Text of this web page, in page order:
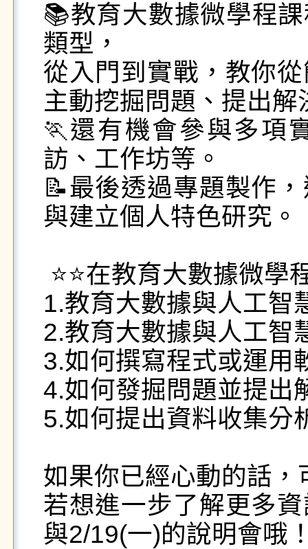
📚教育大數據微學程
類型，
從入門到實戰，教你
主動挖掘問題、提出
🏃還有機會參與多項
訪、工作坊等。
📝最後透過專題製作
與建立個人特色研究。
1.教育大數據與人工智
2.教育大數據與人工智
3.如何撰寫程式或運用
4.如何發掘問題並提出
5.如何提出資料收集分
如果你已經心動的話
若想進一步了解更多
與2/19(一)的說明會哦